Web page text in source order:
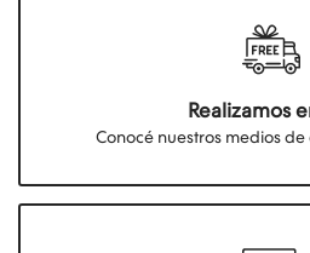
Realizamos
Conocé nuestros medios